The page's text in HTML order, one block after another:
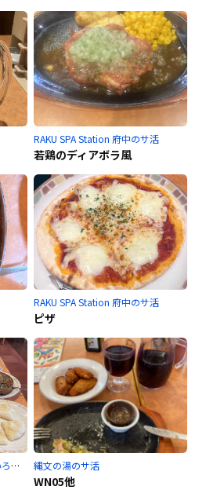
RAKU SPA Station 府中のサ活
若鶏のディアボラ風
RAKU SPA Station 府中のサ活
ピザ
稲城天然温泉 季乃彩(ときのいろどり )のサ活 縄文の湯のサ活
WN05他